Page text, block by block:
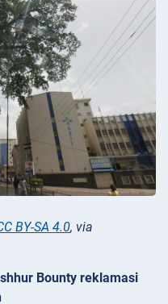
BY-SA 4.0, via
Bounty reklamasi